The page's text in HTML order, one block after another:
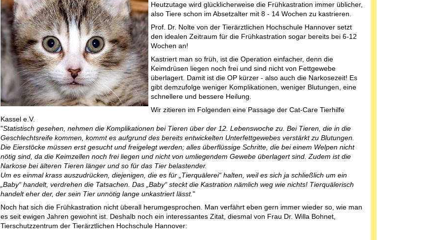
Heutzutage wird glücklicherweise die Frühkastration immer üblicher,
also Tiere schon im Absetzalter mit 8 - 14 Wochen zu kastrieren.
Prof. Dr. Nolte von der Tierärztlichen Hochschule Hannover setzt
den idealen Zeitraum für die Frühkastration sogar bereits bei 6-12
Wochen an!
Kastriert man so früh, ist die Operation einfacher, denn die
Keimdrüsen liegen noch frei und sind nicht von Fettgewebe
überlagert. Damit ist die OP kürzer - also auch die Narkosezeit! Es
gibt demzufolge weniger Komplikationen, weniger Blutungen, eine
schnellere und bessere Heilung.
Wir zitieren im Folgenden eine Passage der Cat-Care Tierhilfe
Kassel e.V.
"Statistisch gesehen, nehmen die Komplikationen bei Tieren über der 12. Lebenswoche zu. Bei Tieren, die in die
Geschlechtsreife kommen, kommt es aufgrund des bereits entwickelten Unterfettgewebes verstärkt zu Blutungen.
Die Eierstöcke müssen erst gesucht und freigelegt werden; alles überflüssige Schritte, die bei einem Welpen nicht
nötig sind, da die Keimzellen noch frei liegen und nicht von umliegendem Gewebe überlagert sind. Zudem ist die
Narkose bei älteren Tieren länger und so für das Tier belastender.
Um es einmal krass auszudrücken, diejenigen, die es für „Tierquälerei“ halten, weil es sich ja schließlich um ein
„Baby“ handelt, verdrehen die Tatsachen. Das „Baby“ steckt die Kastration nämlich weg wie nichts! Tierquälerisch
handelt eher der, der sein Tier unnötig lange unkastriert lässt."
Noch hat sich die Frühkastration nicht überall herumgesprochen. Man verfährt eben gern immer wieder so, wie man
es seit ewigen Jahren gewohnt ist. Deshalb noch ein interessantes Zitat, diesmal von Frau Dr. Willa Bohnet,
Tierschutzzentrum der Tierärztlichen Hochschule Hannover: